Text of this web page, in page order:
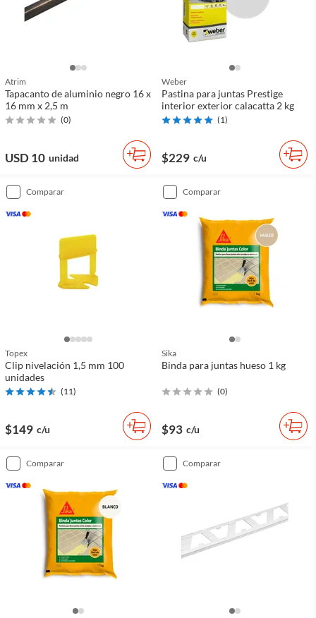
Atrim
Tapacanto de aluminio negro 16 x
16 mm x 2,5 m
(0)
USD 10 unidad
Weber
Pastina para juntas Prestige
interior exterior calacatta 2 kg
(1)
$229 c/u
comparar
Topex
Clip nivelación 1,5 mm 100
unidades
(11)
$149 c/u
comparar
Sika
Binda para juntas hueso 1 kg
(0)
$93 c/u
comparar comparar